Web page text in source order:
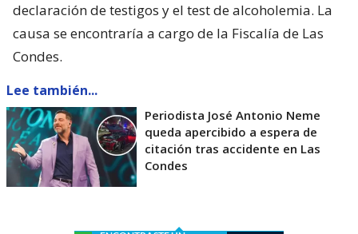
declaración de testigos y el test de alcoholemia. La
causa se encontraría a cargo de la Fiscalía de Las
Condes.
Lee también...
Periodista José Antonio Neme
queda apercibido a espera de
citación tras accidente en Las
Condes